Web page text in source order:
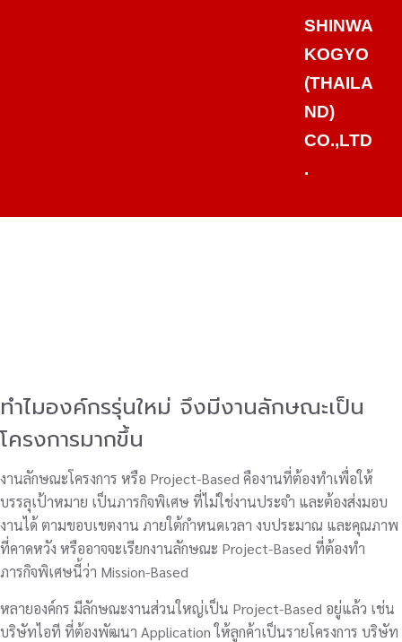
SHINWA
KOGYO
(THAILA
ND)
CO.,LTD
.
ทำไมองค์กรรุ่นใหม่ จึงมีงานลักษณะเป็น
โครงการมากขึ้น
งานลักษณะโครงการ หรือ Project-Based คืองานที่ต้องทำเพื่อให้
บรรลุเป้าหมาย เป็นภารกิจพิเศษ ที่ไม่ใช่งานประจำ และต้องส่งมอบ
งานได้ ตามขอบเขตงาน ภายใต้กำหนดเวลา งบประมาณ และคุณภาพ
ที่คาดหวัง หรืออาจจะเรียกงานลักษณะ Project-Based ที่ต้องทำ
ภารกิจพิเศษนี้ว่า Mission-Based
หลายองค์กร มีลักษณะงานส่วนใหญ่เป็น Project-Based อยู่แล้ว เช่น
บริษัทไอที ที่ต้องพัฒนา Application ให้ลูกค้าเป็นรายโครงการ บริษัท